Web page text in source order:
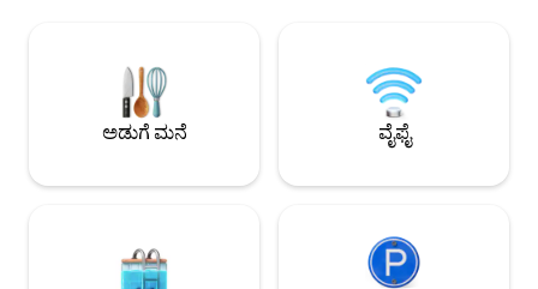
ನಿಮ್ಮ ಓಲ್ಡ್ ಟೌನ್ ಎಸ್ಕೇಪ್ ಅನ್ನು ಇಂದೇ ಬುಕ್ ಮಾಡಿ!
✨ ಸೀಮಿತ ದಿನಾಂಕಗಳು ಉಳಿದಿವೆ—ವಿಶೇಷ
ದರಗಳು ಮತ್ತು ವಿಐಪಿ ಸ್ಥಳೀಯ ಸಲಹೆಗಳಿಗಾಗಿ
ಈಗಲೇ ರಿಸರ್ವ್ ಮಾಡಿ. ಇತಿಹಾಸ, ಐಷಾರಾಮಿ ಮತ್ತು
ಎಕ್ಸಿಟೊ
ದೂರ. * ಯಾವುದೇ
ವಿನಾಯಿತಿಗಳಿಲ್ಲ)
ಅಡುಗೆ ಮನೆ ವೈಫೈ